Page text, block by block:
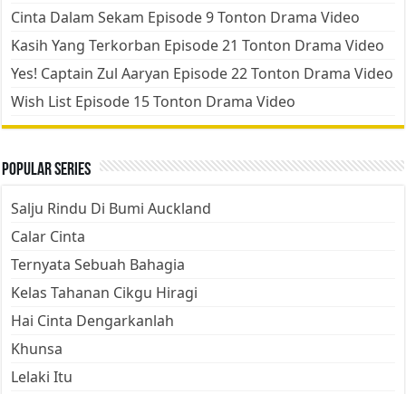
Cinta Dalam Sekam Episode 9 Tonton Drama Video
Kasih Yang Terkorban Episode 21 Tonton Drama Video
Yes! Captain Zul Aaryan Episode 22 Tonton Drama Video
Wish List Episode 15 Tonton Drama Video
Popular Series
Salju Rindu Di Bumi Auckland
Calar Cinta
Ternyata Sebuah Bahagia
Kelas Tahanan Cikgu Hiragi
Hai Cinta Dengarkanlah
Khunsa
Lelaki Itu